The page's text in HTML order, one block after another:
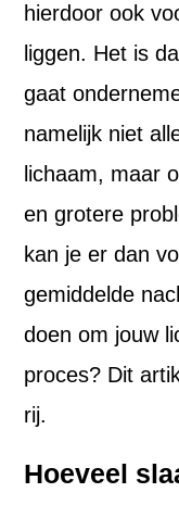
hierdoor ook
liggen. Het is
gaat
namelijk niet
lichaam, maar
en grotere
kan je er dan
gemiddelde
doen om jouw
proces? Dit
rij.
Hoeveel